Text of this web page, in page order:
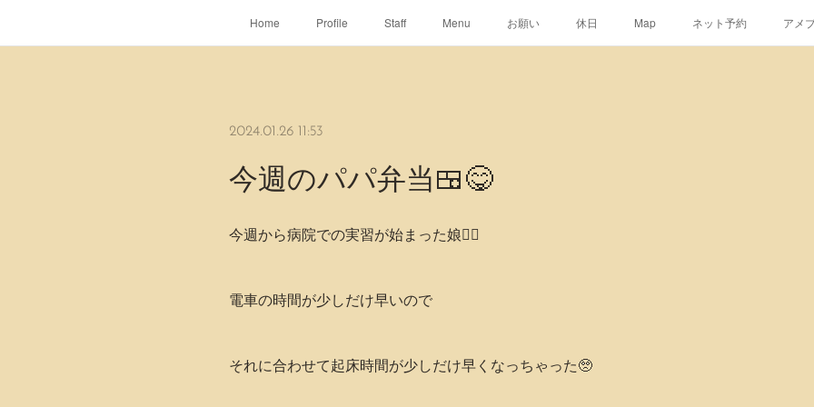
Home Profile Staff Menu お願い 休日 Map ネット予約 アメ
2024.01.26 11:53
今週のパパ弁当🍱😋
今週から病院での実習が始まった娘👩‍⚕️
電車の時間が少しだけ早いので
それに合わせて起床時間が少しだけ早くなっちゃった🥺